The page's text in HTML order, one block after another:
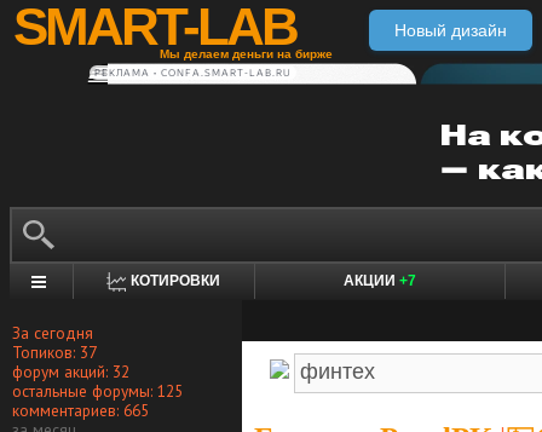
SMART-LAB
Мы делаем деньги на бирже
Новый дизайн
РЕКЛАМА • CONFA.SMART-LAB.RU
КОТИРОВКИ АКЦИИ +7
За сегодня
Топиков: 37
форум акций: 32
остальные форумы: 125
комментариев: 665